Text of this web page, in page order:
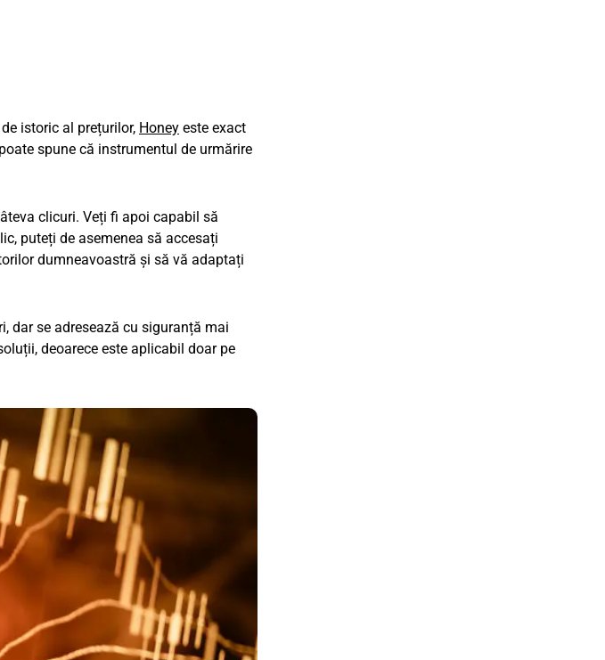
istoric al prețurilor, Honey este exact
spune că instrumentul de urmărire
clicuri. Veți fi apoi capabil să
puteți de asemenea să accesați
dumneavoastră și să vă adaptați
dar se adresează cu siguranță mai
deoarece este aplicabil doar pe